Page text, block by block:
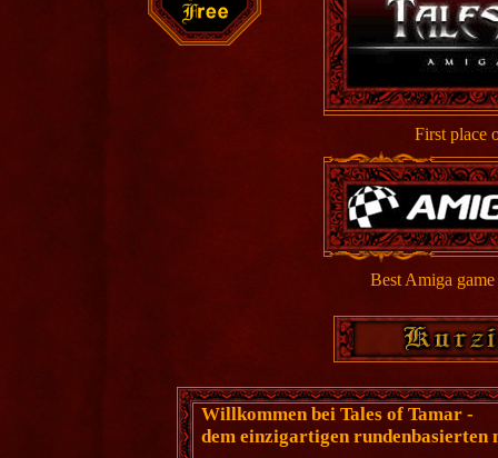
First place
Best Amiga
Willkommen bei Tales of Tamar -
dem einzigartigen rundenbasierten